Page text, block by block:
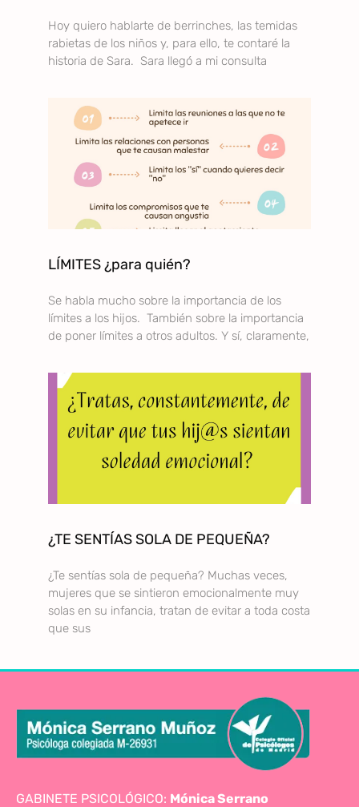
Hoy quiero hablarte de berrinches, las temidas
rabietas de los niños y, para ello, te contaré la
historia de Sara. Sara llegó a mi consulta
LÍMITES ¿para quién?
Se habla mucho sobre la importancia de los
límites a los hijos. También sobre la importancia
de poner límites a otros adultos. Y sí, claramente,
¿TE SENTÍAS SOLA DE PEQUEÑA?
¿Te sentías sola de pequeña? Muchas veces,
mujeres que se sintieron emocionalmente muy
solas en su infancia, tratan de evitar a toda costa
que sus
GABINETE PSICOLÓGICO: Mónica Serrano